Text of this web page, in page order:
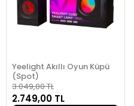
Yeelight Akıllı Oyun Küpü
(Spot)
3.049,00 TL
2.749,00 TL